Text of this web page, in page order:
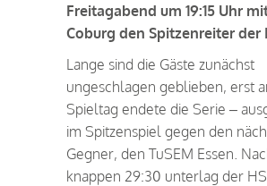
Freitagabend um 19:15 Uhr
Coburg den Spitzenreiter der
Lange sind die Gäste zunächst
ungeschlagen geblieben, erst
Spieltag endete die Serie –
im Spitzenspiel gegen den
Gegner, den TuSEM Essen.
knappen 29:30 unterlag der